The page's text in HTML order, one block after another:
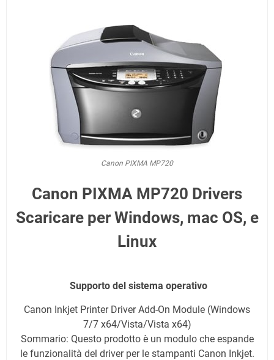
Canon PIXMA MP720
Canon PIXMA MP720 Drivers
Scaricare per Windows, mac OS, e
Linux
Supporto del sistema operativo
Canon Inkjet Printer Driver Add-On Module (Windows
7/7 x64/Vista/Vista x64)
Sommario: Questo prodotto è un modulo che espande
le funzionalità del driver per le stampanti Canon Inkjet.